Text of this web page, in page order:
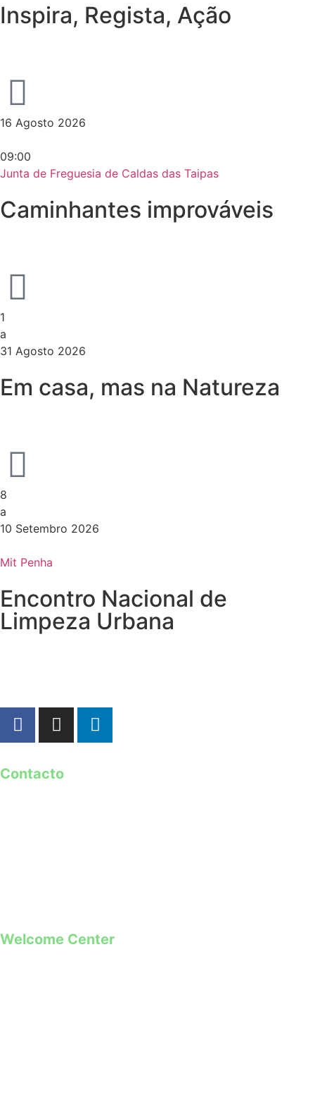
Inspira, Regista, Ação
16 Agosto 2026
09:00
Junta de Freguesia de Caldas das Taipas
Caminhantes improváveis
1
a
31 Agosto 2026
Em casa, mas na Natureza
8
a
10 Setembro 2026
Mit Penha
Encontro Nacional de
Limpeza Urbana
Contacto
Welcome Center